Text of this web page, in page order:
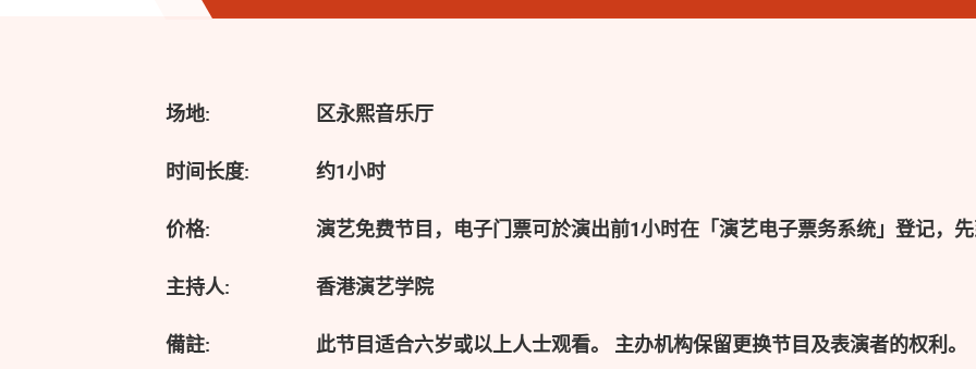
场地: 区永熙音乐厅
时间长度: 约1小时
价格: 演艺免费节目，电子门票可於演出前1小时在「演艺电子票务系统」登记，
主持人: 香港演艺学院
備註: 此节目适合六岁或以上人士观看。 主办机构保留更换节目及表演者的权利。